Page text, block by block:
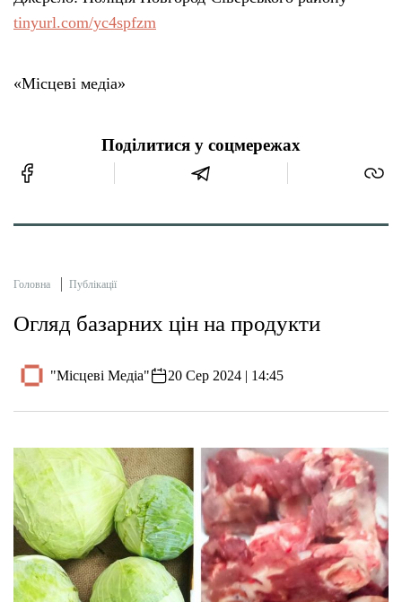
tinyurl.com/yc4spfzm
«Місцеві медіа»
Поділитися у соцмережах
Головна Публікації
Огляд базарних цін на продукти
"Місцеві Медіа" 20 Сер 2024 | 14:45